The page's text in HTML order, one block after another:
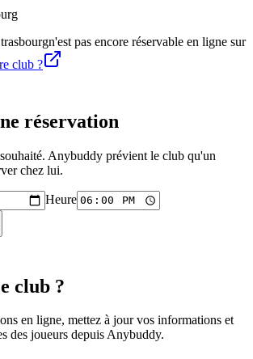
n'est pas encore réservable en ligne sur
club ?
réservation
Anybuddy prévient le club qu'un
chez lui.
Heure
club ?
en ligne, mettez à jour vos informations et
des joueurs depuis Anybuddy.